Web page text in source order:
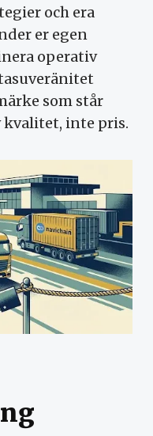
och era
er egen
operativ
som står
kvalitet, inte pris.